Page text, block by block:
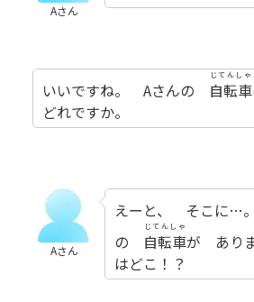
Aさん
いいですね。 Aさんの 自転車
じてんしゃ
どれですか。
Aさん
えーと、 そこに…
の 自転車
じてんしゃ
が あり
はどこ！？